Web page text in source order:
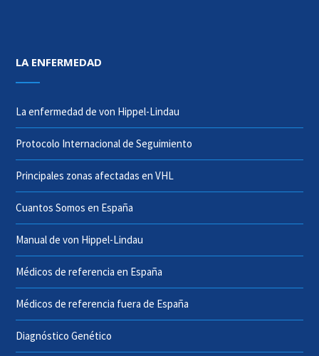
LA ENFERMEDAD
La enfermedad de von Hippel-Lindau
Protocolo Internacional de Seguimiento
Principales zonas afectadas en VHL
Cuantos Somos en España
Manual de von Hippel-Lindau
Médicos de referencia en España
Médicos de referencia fuera de España
Diagnóstico Genético